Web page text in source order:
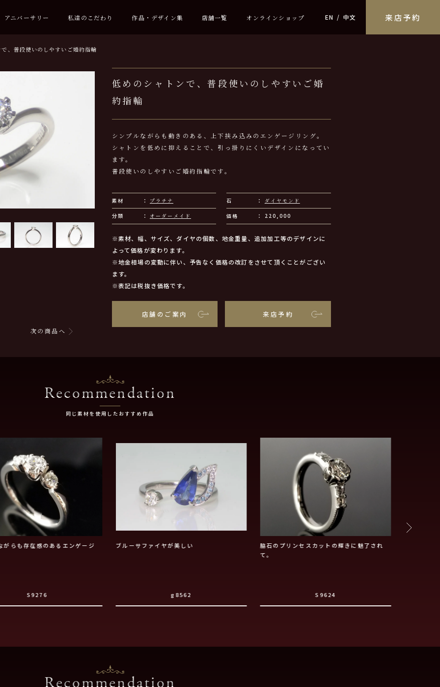
来店予約
アニバーサリー 私達のこだわり 作品・デザイン集 店舗一覧 オンラインショップ EN 中文
、普段使いのしやすいご婚約指輪
低めのシャトンで、普段使いのしやすいご婚
約指輪
シンプルながらも動きのある、上下挟み込みのエンゲージリング。
シャトンを低めに抑えることで、引っ掛りにくいデザインになってい
ます。
普段使いのしやすいご婚約指輪です。
素材 プラチナ 石 ダイヤモンド
分類 オーダーメイド 価格 220,000
※素材、幅、サイズ、ダイヤの個数、地金重量、追加加工等のデザインに
よって価格が変わります。
※地金相場の変動に伴い、予告なく価格の改訂をさせて頂くことがござい
ます。
※表記は税抜き価格です。
店舗のご案内 来店予約
次の商品へ
Recommendation
同じ素材を使用したおすすめ作品
がらも存在感のあるエンゲージ
S9276
ブルーサファイヤが美しい
g8562
脇石のプリンセスカットの輝きに魅了され
て。
S9624
Recommendation